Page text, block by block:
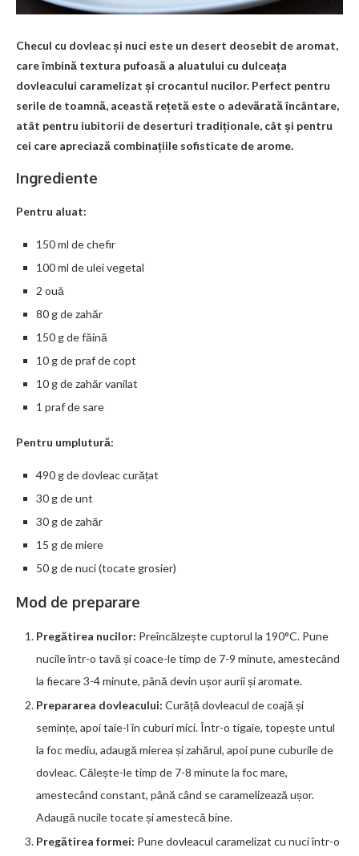
Checul cu dovleac și nuci este un desert deosebit de aromat,
care îmbină textura pufoasă a aluatului cu dulceața
dovleacului caramelizat și crocantul nucilor. Perfect pentru
serile de toamnă, această rețetă este o adevărată încântare,
atât pentru iubitorii de deserturi tradiționale, cât și pentru
cei care apreciază combinațiile sofisticate de arome.
Ingrediente
Pentru aluat:
150 ml de chefir
100 ml de ulei vegetal
2 ouă
80 g de zahăr
150 g de făină
10 g de praf de copt
10 g de zahăr vanilat
1 praf de sare
Pentru umplutură:
490 g de dovleac curățat
30 g de unt
30 g de zahăr
15 g de miere
50 g de nuci (tocate grosier)
Mod de preparare
Pregătirea nucilor: Preîncălzește cuptorul la 190°C. Pune
nucile într-o tavă și coace-le timp de 7-9 minute, amestecând
la fiecare 3-4 minute, până devin ușor aurii și aromate.
Prepararea dovleacului: Curăță dovleacul de coajă și
semințe, apoi taie-l în cuburi mici. Într-o tigaie, topește untul
la foc mediu, adaugă mierea și zahărul, apoi pune cuburile de
dovleac. Călește-le timp de 7-8 minute la foc mare,
amestecând constant, până când se caramelizează ușor.
Adaugă nucile tocate și amestecă bine.
Pregătirea formei: Pune dovleacul caramelizat cu nuci într-o